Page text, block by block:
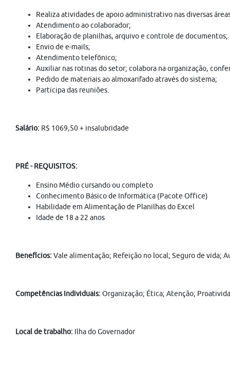
Realiza atividades de apoio administrativo nas diversas
Atendimento ao colaborador;
Elaboração de planilhas, arquivo e controle de documentos;
Envio de e-mails;
Atendimento telefônico;
Auxiliar nas rotinas do setor; colabora na organização,
Pedido de materiais ao almoxarifado através do sistema;
Participa das reuniões.
Salário: R$ 1069,50 + insalubridade
PRÉ - REQUISITOS:
Ensino Médio cursando ou completo
Conhecimento Básico de Informática (Pacote Office)
Habilidade em Alimentação de Planilhas do Excel
Idade de 18 a 22 anos
Benefícios:Vale alimentação; Refeição no local; Seguro de vida;
Competências Individuais:Organização; Ética; Atenção;
Local de trabalho: Ilha do Governador